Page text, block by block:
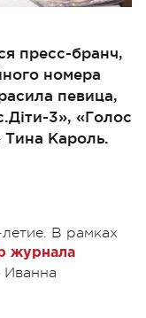
пресс-бранч,
номера
певица,
3», «Голос
Тина Кароль.
летие. В рамках
журнала
Иванна